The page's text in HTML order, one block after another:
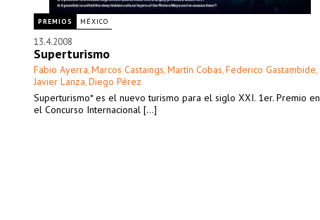
PREMIOS MÉXICO
13.4.2008
Superturismo
Fabio Ayerra, Marcos Castaings, Martín Cobas, Federico Gastambide,
Javier Lanza, Diego Pérez
Superturismo* es el nuevo turismo para el siglo XXI. 1er. Premio en
el Concurso Internacional [...]